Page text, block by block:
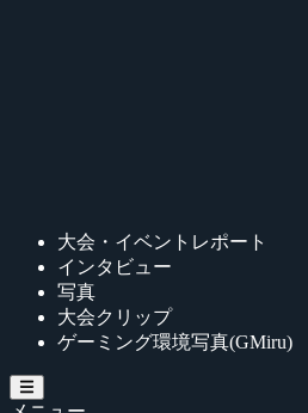
大会・イベントレポート
インタビュー
写真
大会クリップ
ゲーミング環境写真(GMiru)